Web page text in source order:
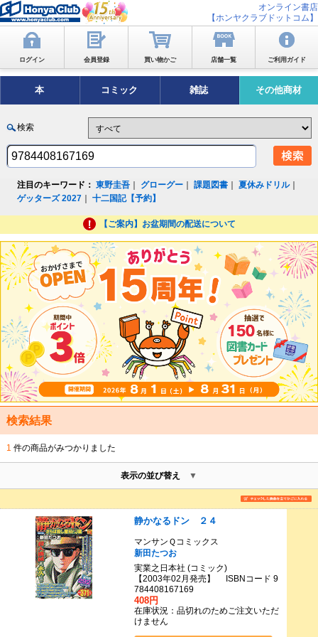
オンライン書店
【ホンヤクラブドットコム】
ログイン 会員登録 買い物かご 店舗一覧 ご利用ガイド
本 コミック 雑誌 その他商材
検索
注目のキーワード： 東野圭吾 グローグー ｜課題図書 ｜夏休みドリル｜
ゲッターズ 2027 ｜十二国記【予約】
【ご案内】お盆期間の配送について
検索結果
1 件の商品がみつかりました
表示の並び替え
静かなるドン ２４
マンサンＱコミックス
新田たつお
実業之日本社 (コミック)
【2003年02月発売】 ISBNコード 9
784408167169
408円
在庫状況：品切れのためご注文いただ
けません